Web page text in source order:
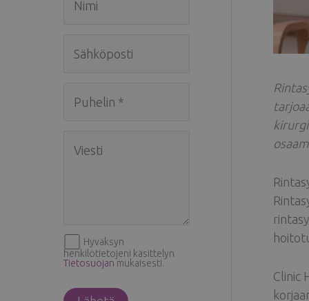
Hyväksyn
henkilötietojeni käsittelyn
Tietosuojan mukaisesti.
Clinic